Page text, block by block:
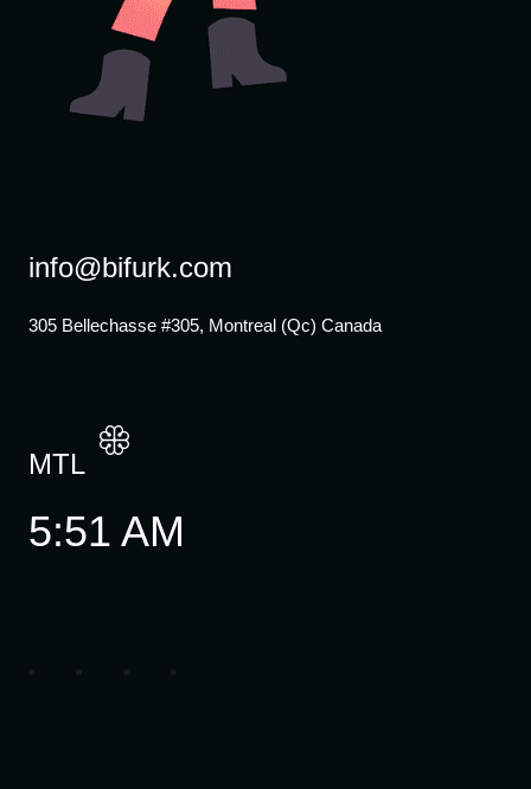
info@bifurk.com
305 Bellechasse #305, Montreal (Qc) Canada
MTL
5:51 AM